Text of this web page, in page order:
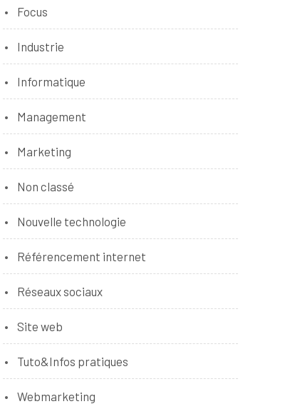
Focus
Industrie
Informatique
Management
Marketing
Non classé
Nouvelle technologie
Référencement internet
Réseaux sociaux
Site web
Tuto&Infos pratiques
Webmarketing